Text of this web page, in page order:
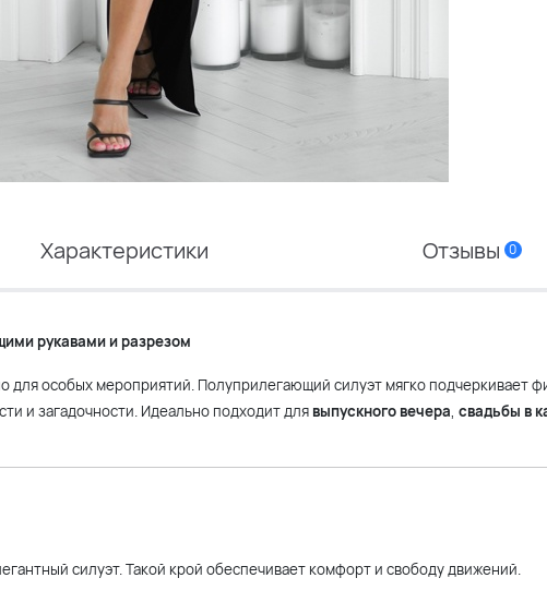
Характеристики Отзывы 0
рукавами и разрезом
для особых мероприятий. Полуприлегающий силуэт мягко подчеркивает
и загадочности. Идеально подходит для выпускного вечера, свадьбы в
силуэт. Такой крой обеспечивает комфорт и свободу движений.